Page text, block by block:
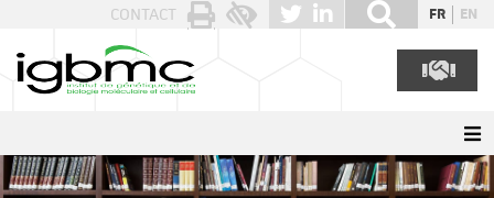
CONTACT FR EN
Panneau de gestion des cookies